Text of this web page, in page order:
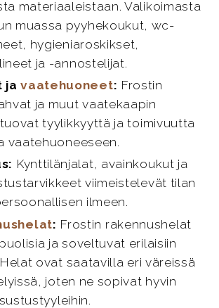
materiaaleistaan. Valikoimasta
muassa pyyhekoukut, wc-
hygieniaroskikset,
ja -annostelijat.
javaatehuoneet: Frostin
ja muut vaatekaapin
tyylikkyyttä ja toimivuutta
vaatehuoneeseen.
Kynttilänjalat, avainkoukut ja
viimeistelevät tilan
ilmeen.
: Frostin rakennushelat
ja soveltuvat erilaisiin
ovat saatavilla eri väreissä
joten ne sopivat hyvin